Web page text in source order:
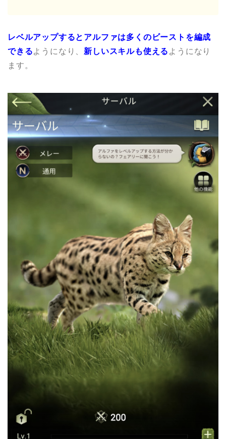
レベルアップするとアルファは多くのビーストを編成
できるようになり、 新しいスキルも使える ようになり
ます。